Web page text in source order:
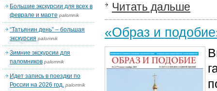
Читать дальше
«Образ и
Большие экскурсии для всех в
феврале и марте palomnik
“Татьянин день” – большая
экскурсия palomnik
Зимние экскурсии для
паломников palomnik
Идет запись в поездки по
России на 2026 год. palomnik